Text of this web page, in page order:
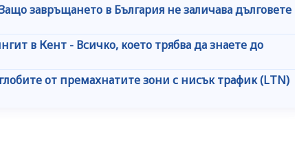
завръщането в България не заличава дълговете
в Кент - Всичко, което трябва да знаете до
от премахнатите зони с нисък трафик (LTN)